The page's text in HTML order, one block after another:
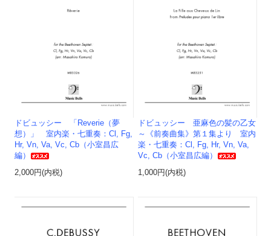
ドビュッシー 「Reverie（夢
想）」 室内楽・七重奏：Cl, Fg,
Hr, Vn, Va, Vc, Cb（小室昌広
編）
2,000円(内税)
ドビュッシー 亜麻色の髪の乙女
～《前奏曲集》第１集より 室内
楽・七重奏：Cl, Fg, Hr, Vn, Va,
Vc, Cb（小室昌広編）
1,000円(内税)